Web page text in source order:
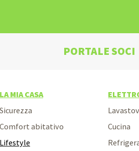
PORTALE SOCI
LA MIA CASA
Sicurezza
Comfort abitativo
Lifestyle
Cucina